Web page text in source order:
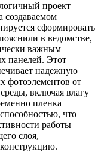
проект
создаваемом
сформировать
в ведомстве,
важным
панелей. Этот
надежную
фотоэлементов от
включая влагу
пленка
что
работы
слоя,